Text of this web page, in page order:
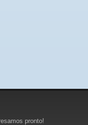
pronto!